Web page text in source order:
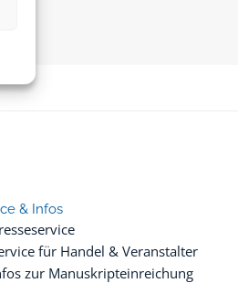
& Infos
für Handel & Veranstalter
zur Manuskripteinreichung